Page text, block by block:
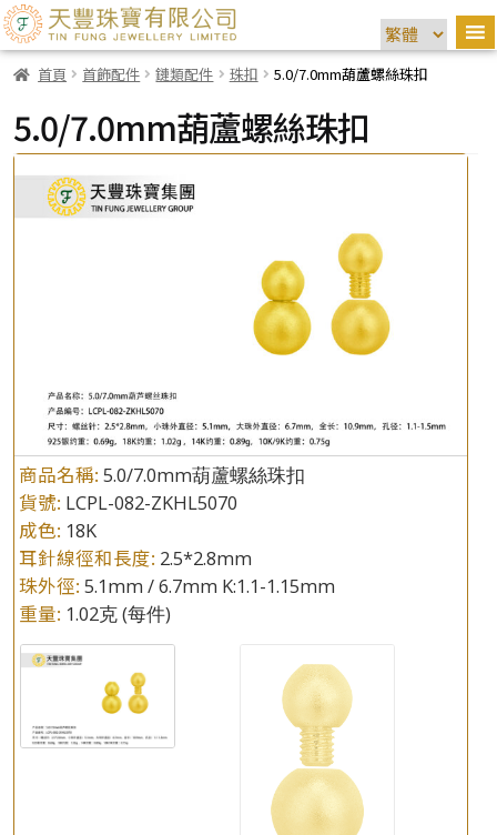
首頁 首飾配件 鏈類配件 珠扣 5.0/7.0mm葫蘆螺絲珠扣
5.0/7.0mm葫蘆螺絲珠扣
商品名稱: 5.0/7.0mm葫蘆螺絲珠扣
貨號: LCPL-082-ZKHL5070
成色: 18K
耳針線徑和長度: 2.5*2.8mm
珠外徑: 5.1mm / 6.7mm K:1.1-1.15mm
重量: 1.02克(每件)